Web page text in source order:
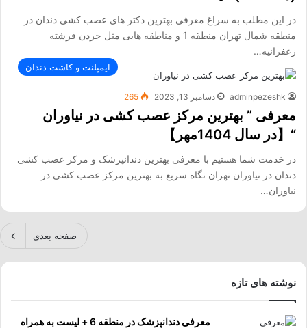
در این مطلب به سراغ معرفی بهترین دکتر های عصب کشی دندان در
منطقه شمال تهران منطقه 1 و مناطقه هایی مثل جردن فرشته
زعفرانیه…
ایمپلنت و کاشت دندان
adminpezeshk دسامبر 13, 2023 265
معرفی ” بهترین مرکز عصب کشی در نیاوران
“【در سال 1404مهر】
در خدمت شما هستیم با معرفی بهترین دندانپزشک و مرکز عصب کشی
دندان در نیاوران تهران نگاه سریع به بهترین مرکز عصب کشی در
نیاوران…
صفحه بعدی
نوشته های تازه
معرفی دندانپزشک در منطقه 6 + لیست به همراه